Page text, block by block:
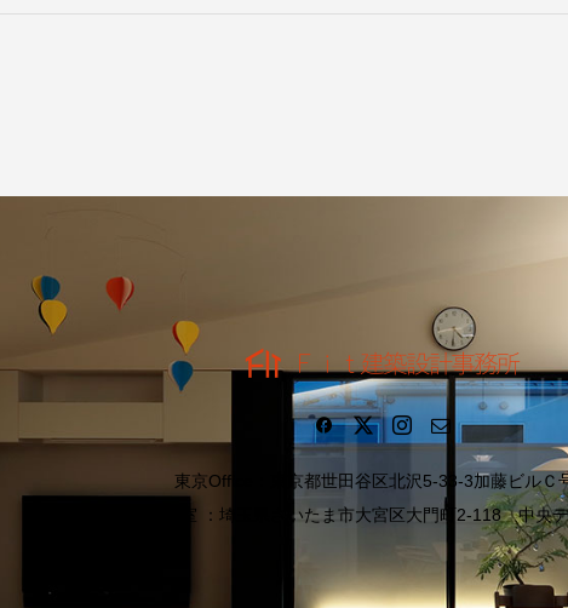
東京Office：東京都世田谷区北沢5-33-3加藤ビルＣ
埼玉分室 ：埼玉県さいたま市大宮区大門町2-118 中央デ